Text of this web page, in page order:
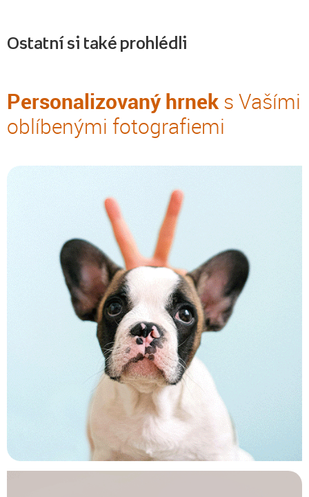
Ostatní si také prohlédli
Personalizovaný hrneks Vašími
oblíbenými fotografiemi